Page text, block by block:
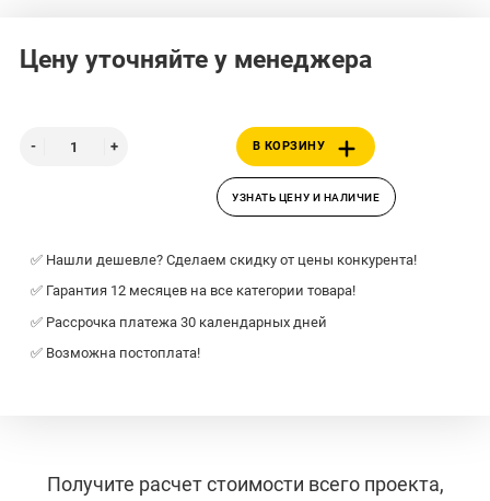
Цену уточняйте у менеджера
В КОРЗИНУ
УЗНАТЬ ЦЕНУ И НАЛИЧИЕ
✅ Нашли дешевле? Сделаем скидку от цены конкурента!
✅ Гарантия 12 месяцев на все категории товара!
✅ Рассрочка платежа 30 календарных дней
✅ Возможна постоплата!
Получите расчет стоимости всего проекта,